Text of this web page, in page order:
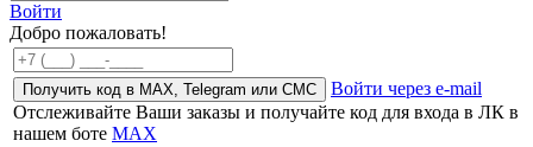
Войти
Добро пожаловать!
Получить код в MAX, Telegram или СМС
Войти через e-mail
Отслеживайте Ваши заказы и получайте код для входа в ЛК в
нашем боте MAX